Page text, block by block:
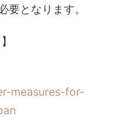
要となります。
measures-for-